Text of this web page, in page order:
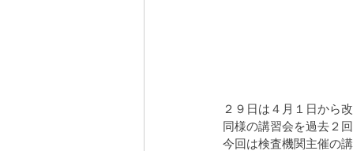
２９日は４月１日から
同様の講習会を過去２
今回は検査機関主催の